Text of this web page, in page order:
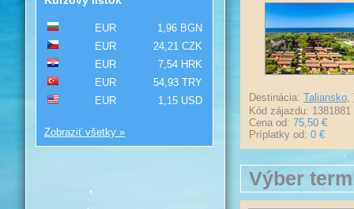
Destinácia: Taliansko,
Kód zájazdu: 1381881
Cena od: 75,50 €
Príplatky od: 0 €
Výber
EUR
1,96 BGN
EUR
24,21 CZK
EUR
7,54 HRK
EUR
54,93 TRY
EUR
1,15 USD
Zobraziť všetky »